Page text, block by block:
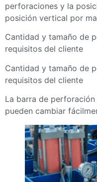
perforaciones y la
posición vertical por
Cantidad y tamaño de
requisitos del cliente
Cantidad y tamaño de
requisitos del cliente
La barra de
pueden cambiar